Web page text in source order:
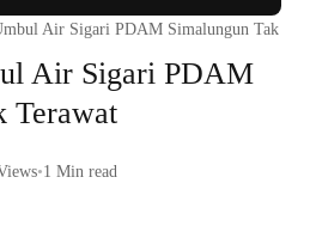
Air Sigari PDAM Simalungun Tak
Air Sigari PDAM
Terawat
•1 Min read